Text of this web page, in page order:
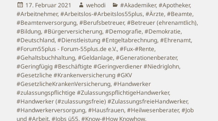
Veröffentlicht
am
17. Februar 2021 Autor
wehodi Kategorien
#Akademiker,#Apotheker,
#Arbeitnehmer,#Arbeitslos-#Arbeitslos55plus,#Ärzte,#Beamte,
#Beamtenversorgung,#Berufsbetreuer,#Betreuer (ehrenamtlich),
#Bildung,#Bürgerversicherung,#Demografie,#Demokratie,
#Deutschland,#Dienstleistung #Entgeltabrechnung,#Ehrenamt,
#Forum55plus - Forum-55plus.de e.V.,#Fux-#Rente,
#Gehaltsbuchhaltung,#Geldanlage,#Generationenberater,
#Geringfügig #Beschäftigte #Geringverdiener #Niedriglohn,
#Gesetzliche #Krankenversicherung #GKV
#GesetzlicheKrankenVersicherung,#Handwerker
#zulassungspflichtige #ZulassungspflichtigeHandwerker,
#Handwerker (#zulassungsfreie) #ZulassungsfreieHandwerker,
#Handwerkerversorgung,#Hausfrauen,#Heilwesenberater,#Job
und #Arbeit,#Jobs ü55,#Know-#How Knowhow,